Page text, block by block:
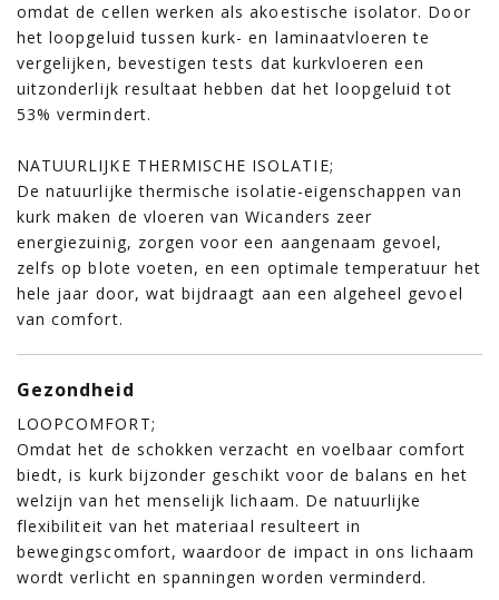
omdat de cellen werken als akoestische isolator. Door
het loopgeluid tussen kurk- en laminaatvloeren te
vergelijken, bevestigen tests dat kurkvloeren een
uitzonderlijk resultaat hebben dat het loopgeluid tot
53% vermindert.
NATUURLIJKE THERMISCHE ISOLATIE;
De natuurlijke thermische isolatie-eigenschappen van
kurk maken de vloeren van Wicanders zeer
energiezuinig, zorgen voor een aangenaam gevoel,
zelfs op blote voeten, en een optimale temperatuur het
hele jaar door, wat bijdraagt ​​aan een algeheel gevoel
van comfort.
Gezondheid
LOOPCOMFORT;
Omdat het de schokken verzacht en voelbaar comfort
biedt, is kurk bijzonder geschikt voor de balans en het
welzijn van het menselijk lichaam. De natuurlijke
flexibiliteit van het materiaal resulteert in
bewegingscomfort, waardoor de impact in ons lichaam
wordt verlicht en spanningen worden verminderd.